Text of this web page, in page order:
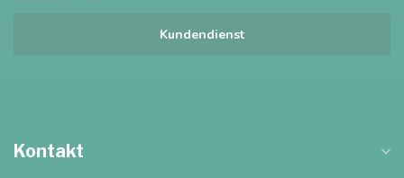
Kundendienst
Kontakt